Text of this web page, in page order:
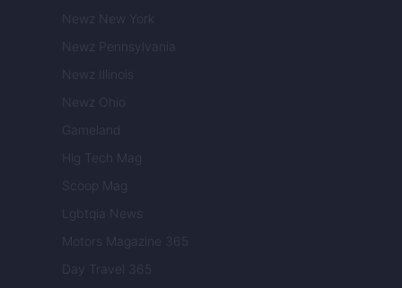
Newz New York
Newz Pennsylvania
Newz Illinois
Newz Ohio
Gameland
Hig Tech Mag
Scoop Mag
Lgbtqia News
Motors Magazine 365
Day Travel 365